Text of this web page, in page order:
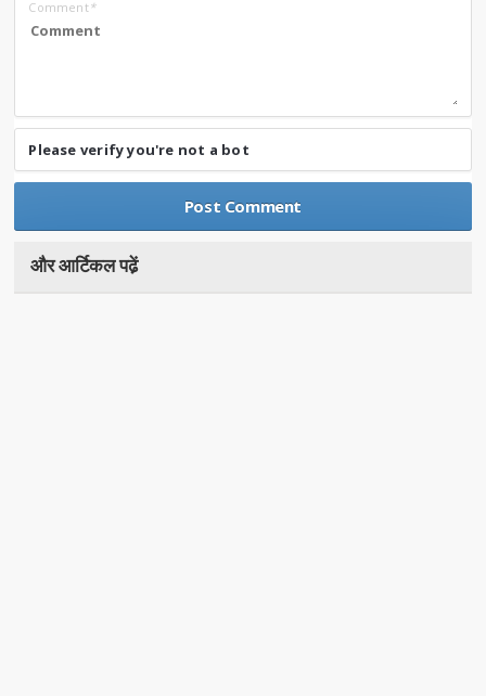
Comment*
Please verify you're not a bot
और आर्टिकल पढे़ं